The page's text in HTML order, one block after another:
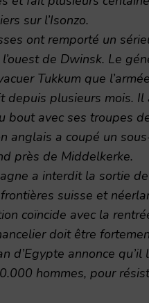
sur l’Isonzo.
ont remporté un
de Dwinsk. Le
Tukkum que
depuis plusieurs mois.
bout avec ses troupes
anglais a coupé un
près de Middelkerke.
a interdit la sortie
suisse et
coïncide avec la
doit être
d’Egypte annonce qu’il
hommes, pour